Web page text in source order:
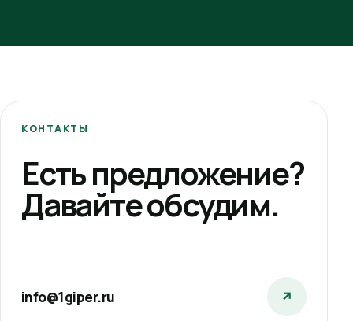
КОНТАКТЫ
Есть предложение?
Давайте обсудим.
info@1giper.ru ↗